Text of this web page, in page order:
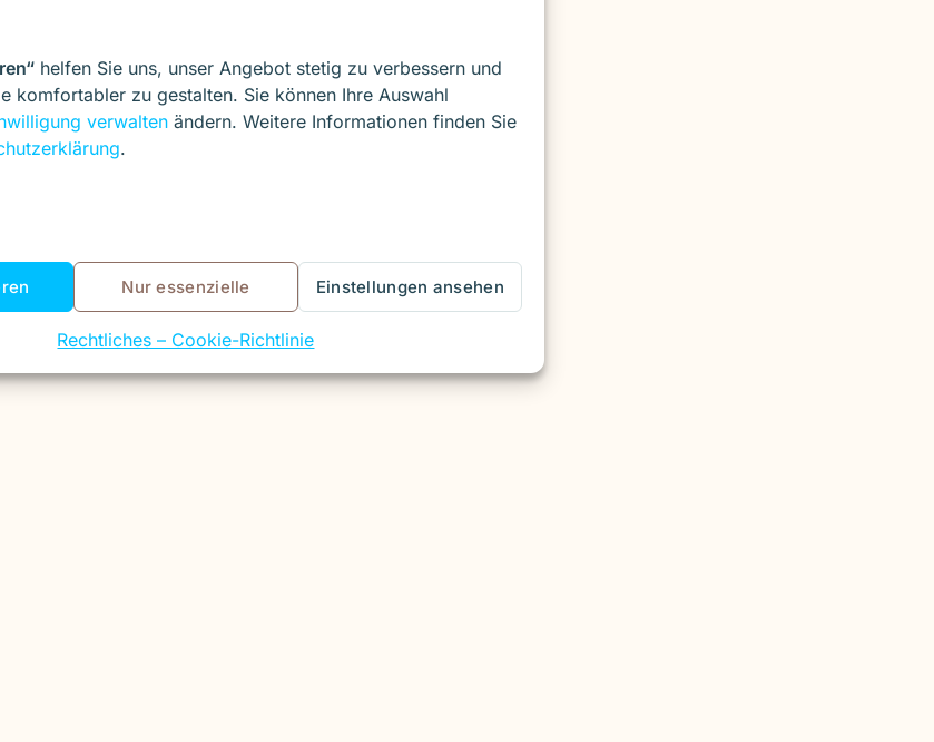
helfen Sie uns, unser Angebot stetig zu verbessern und
komfortabler zu gestalten. Sie können Ihre Auswahl
verwalten ändern. Weitere Informationen finden Sie
.
Nur essenzielle Einstellungen ansehen
Rechtliches – Cookie-Richtlinie